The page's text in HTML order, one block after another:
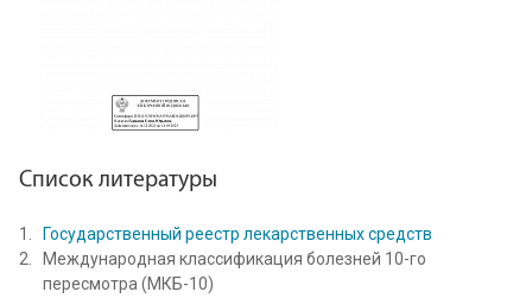
Список литературы
Государственный реестр лекарственных средств
Международная классификация болезней 10-го
пересмотра (МКБ-10)